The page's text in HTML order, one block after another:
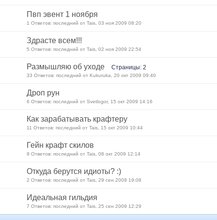
Пвп эвент 1 ноября
1 Ответов: последний от Tais, 03 ноя 2009 08:20
Здрасте всем!!!
5 Ответов: последний от Tais, 02 ноя 2009 22:54
Размышляю об уходе Страницы: 2
33 Ответов: последний от Kukuruka, 20 окт 2009 09:40
Дроп рун
6 Ответов: последний от Svetlogor, 15 окт 2009 14:16
Как зарабатывать крафтеру
11 Ответов: последний от Tais, 15 окт 2009 10:44
Гейн крафт скилов
9 Ответов: последний от Tais, 08 окт 2009 12:14
Откуда берутся идиоты? :)
2 Ответов: последний от Tais, 29 сен 2009 19:08
Идеальная гильдия
7 Ответов: последний от Tais, 25 сен 2009 12:29